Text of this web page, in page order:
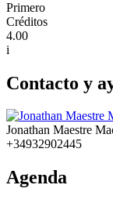
Primero
Créditos
4.00
i
Contacto y
Jonathan Maestre
+34932902445
Agenda